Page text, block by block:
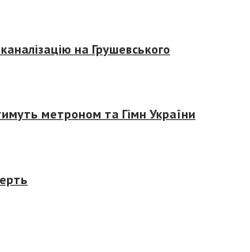
на Грушевського
метроном та Гімн України